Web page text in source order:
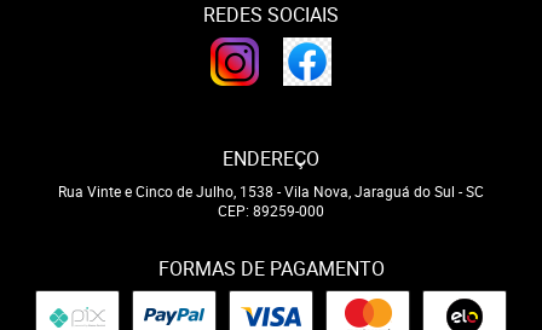
REDES SOCIAIS
ENDEREÇO
Rua Vinte e Cinco de Julho, 1538 -Vila Nova, Jaraguá do Sul -SC
CEP: 89259-000
FORMAS DE PAGAMENTO